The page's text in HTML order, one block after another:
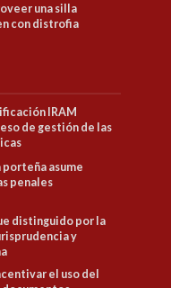
una silla
con distrofia
IRAM
de gestión de las
asume
penales
distinguido por la
y
el uso del